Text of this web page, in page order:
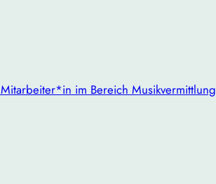
Mitarbeiter*in im Bereich Musikvermittlung